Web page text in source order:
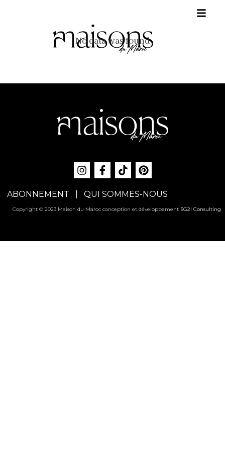
No data was found
ABONNEMENT QUI SOMMES-NOUS
Copyright © 2023 Maison du Maroc conception et développement SG2I Consulting